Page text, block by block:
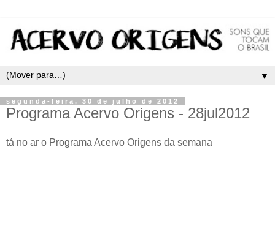
▼
segunda-feira, 30 de julho de 2012
Programa Acervo Origens - 28jul2012
tá no ar o Programa Acervo Origens da semana